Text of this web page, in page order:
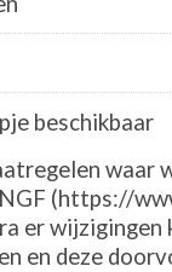
beschikbaar
waar
(https://
er
en deze